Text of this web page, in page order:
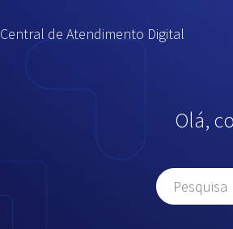
Central de Atendimento Digital
Olá,